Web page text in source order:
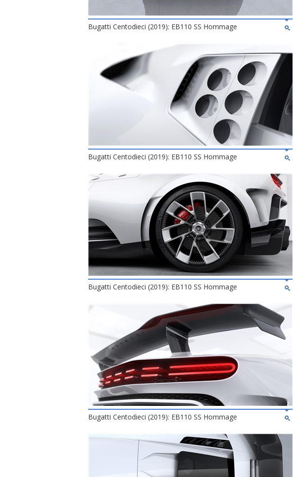
Bugatti Centodieci (2019): EB110 SS Hommage
Bugatti Centodieci (2019): EB110 SS Hommage
Bugatti Centodieci (2019): EB110 SS Hommage
Bugatti Centodieci (2019): EB110 SS Hommage